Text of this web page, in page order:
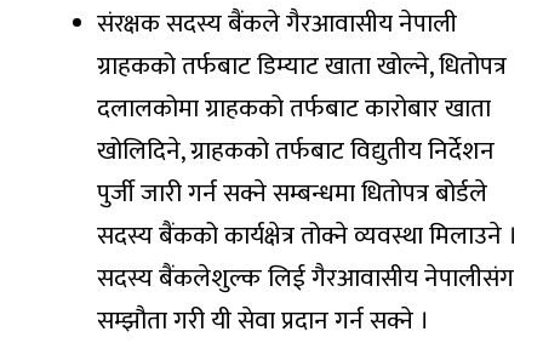
संरक्षक सदस्य बैंकले गैरआवासीय नेपाली
ग्राहकको तर्फबाट डिम्याट खाता खोल्ने, धितोपत्र
दलालकोमा ग्राहकको तर्फबाट कारोबार खाता
खोलिदिने, ग्राहकको तर्फबाट विद्युतीय निर्देशन
पुर्जी जारी गर्न सक्ने सम्बन्धमा धितोपत्र बोर्डले
सदस्य बैंकको कार्यक्षेत्र तोक्ने व्यवस्था मिलाउने ।
सदस्य बैंकलेशुल्क लिई गैरआवासीय नेपालीसंग
सम्झौता गरी यी सेवा प्रदान गर्न सक्ने ।